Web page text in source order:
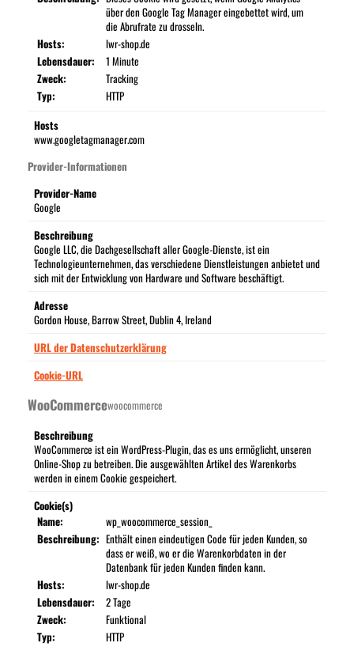
über den Google Tag Manager eingebettet wird, um
die Abrufrate zu drosseln.
Hosts:
lwr-shop.de
Lebensdauer:
1 Minute
Zweck:
Tracking
Typ:
HTTP
Hosts
www.googletagmanager.com
Provider-Informationen
Provider-Name
Google
Beschreibung
Google LLC, die Dachgesellschaft aller Google-Dienste, ist ein
Technologieunternehmen, das verschiedene Dienstleistungen anbietet und
sich mit der Entwicklung von Hardware und Software beschäftigt.
Adresse
Gordon House, Barrow Street, Dublin 4, Ireland
URL der Datenschutzerklärung
Cookie-URL
WooCommercewoocommerce
Beschreibung
WooCommerce ist ein WordPress-Plugin, das es uns ermöglicht, unseren
Online-Shop zu betreiben. Die ausgewählten Artikel des Warenkorbs
werden in einem Cookie gespeichert.
Cookie(s)
Name:
wp_woocommerce_session_
Beschreibung: Enthält einen eindeutigen Code für jeden Kunden, so
dass er weiß, wo er die Warenkorbdaten in der
Datenbank für jeden Kunden finden kann.
Hosts:
lwr-shop.de
Lebensdauer:
2 Tage
Zweck:
Funktional
Typ:
HTTP